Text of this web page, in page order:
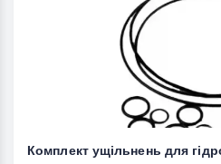
Комплект ущільнень для